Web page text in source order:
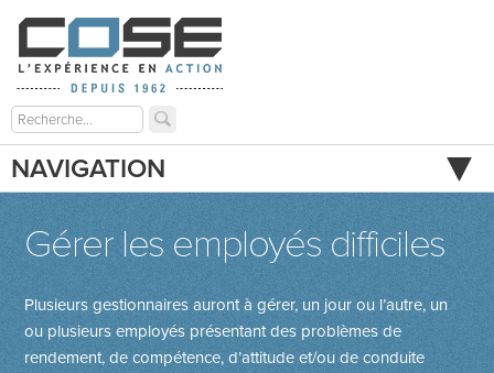
NAVIGATION
Gérer les employés difficiles
Plusieurs gestionnaires auront à gérer, un jour ou l’autre, un
ou plusieurs employés présentant des problèmes de
rendement, de compétence, d’attitude et/ou de conduite